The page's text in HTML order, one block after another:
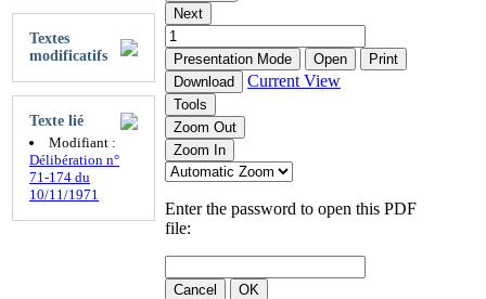
Textes
modificatifs
Texte lié
Modifiant :
Délibération n°
71-174 du
10/11/1971
Next
Presentation Mode Open
Print
Download
Current View
Tools
Zoom Out
Zoom In
Enter the password to open this PDF
file:
Cancel OK